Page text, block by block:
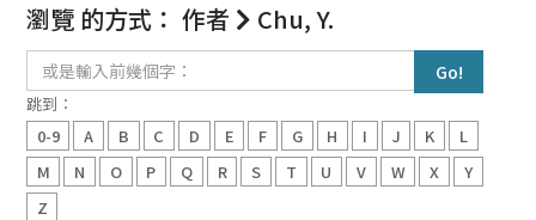
瀏覽 的方式： 作者 Chu, Y.
入
前
幾
個
跳到：
0-9
A B C D E F G H I J K
L
M
N O P Q R S T U V W X
Y
Z